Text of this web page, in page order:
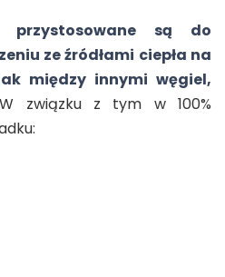
przystosowane są do
ze źródłami ciepła na
między innymi węgiel,
związku z tym w 100%